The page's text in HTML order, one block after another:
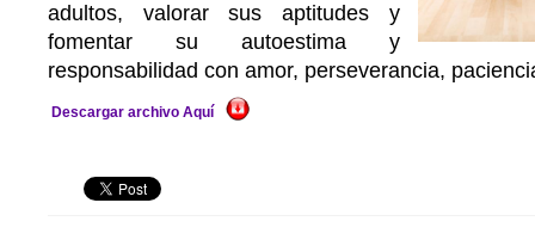
adultos, valorar sus aptitudes y
fomentar su autoestima y
responsabilidad con amor, perseverancia,
Descargar archivo Aquí